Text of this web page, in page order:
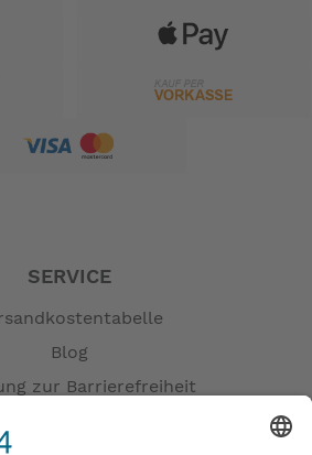
SERVICE
Blog
zur Barrierefreiheit